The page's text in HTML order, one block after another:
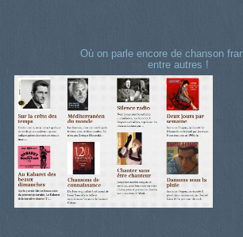
Où on parle encore de chanson
entre autres !